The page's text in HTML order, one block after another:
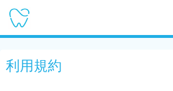
利用規約